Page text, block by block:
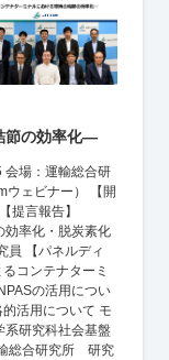
節の効率化―
会場：運輸総合研
ェビナー） 【開
言報告】
効率化・脱炭素化
【パネルディ
コンテナターミ
の活用につい
活用について モ
研究科社会基盤
所 研究